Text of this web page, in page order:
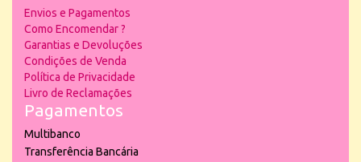
Envios e Pagamentos
Como Encomendar ?
Garantias e Devoluções
Condições de Venda
Política de Privacidade
Livro de Reclamações
Pagamentos
Multibanco
Transferência Bancária